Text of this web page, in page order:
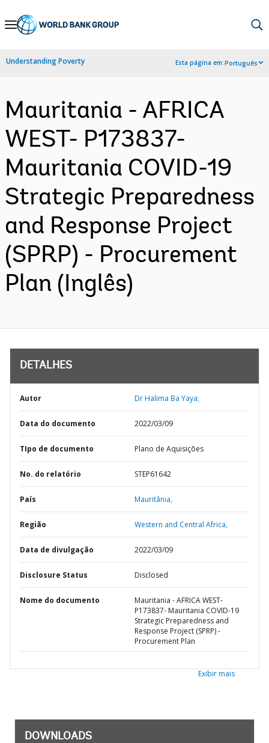
Skip
Navigation
Understanding Poverty Esta página em:Português
Mauritania - AFRICA
WEST- P173837-
Mauritania COVID-19
Strategic Preparedness
and Response Project
(SPRP) - Procurement
Plan (Inglês)
DETALHES
Autor Dr Halima Ba Yaya;
Data do documento 2022/03/09
TIpo de documento Plano de Aquisições
No. do relatório STEP61642
País Mauritânia,
Região Western and Central Africa,
Data de divulgação 2022/03/09
Disclosure Status Disclosed
Nome do documento
Mauritania - AFRICA WEST-
P173837- Mauritania COVID-19
Strategic Preparedness and
Response Project (SPRP) -
Procurement Plan
Exibir mais
DOWNLOADS